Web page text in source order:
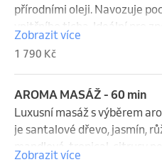
přírodními oleji. Navozuje
vnitřního ticha. Ideální pro
a návrat k sobě.
Zobrazit více
1 790 Kč
AROMA MASÁŽ - 60 min
Luxusní masáž s výběrem
je santalové dřevo, jasmín,
mandlová, tropical, citrusy
doteky se propojují v
Zobrazit více